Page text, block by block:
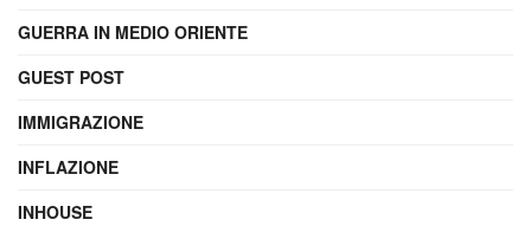
GUERRA IN MEDIO ORIENTE
GUEST POST
IMMIGRAZIONE
INFLAZIONE
INHOUSE